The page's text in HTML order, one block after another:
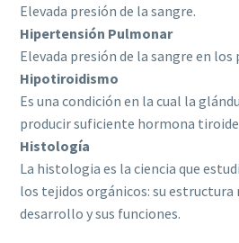
Elevada presión de la sangre.
Hipertensión Pulmonar
Elevada presión de la sangre en los
Hipotiroidismo
Es una condición en la cual la
producir suficiente hormona
Histología
La histologia es la ciencia que
los tejidos orgánicos: su estructura
desarrollo y sus funciones.